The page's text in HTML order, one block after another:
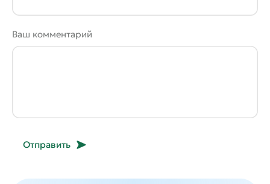
Ваш комментарий
Отправить